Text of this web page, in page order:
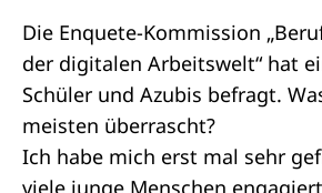
Die Enquete-Kommission
der digitalen Arbeitswelt“ hat
Schüler und Azubis befragt.
meisten überrascht?
Ich habe mich erst mal sehr
viele junge Menschen